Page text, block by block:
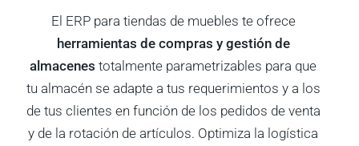
El ERP para tiendas de muebles te ofrece
herramientas de compras y gestión de
almacenes totalmente parametrizables para que
tu almacén se adapte a tus requerimientos y a los
de tus clientes en función de los pedidos de venta
y de la rotación de artículos. Optimiza la logística